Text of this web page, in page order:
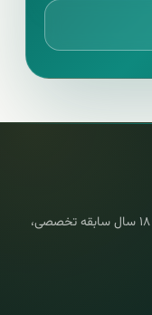
کلینیک تخصصی پوست، مو و زیبایی با بیش از ۱۸ سال سابقه تخصصی،